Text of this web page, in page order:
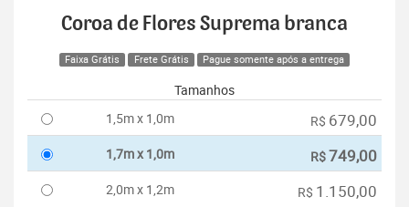
Coroa de Flores Suprema branca
Faixa Grátis Frete Grátis Pague somente após a entrega
Tamanhos
1,5m x 1,0m
R$ 679,00
1,7m x 1,0m R$749,00
2,0m x 1,2m R$ 1.150,00